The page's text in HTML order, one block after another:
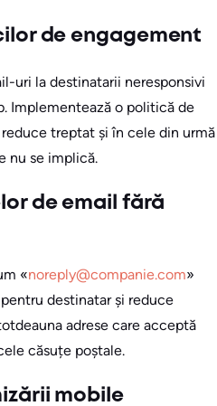
de engagement
uri la destinatarii neresponsivi
Implementează o politică de
treptat și în cele din urmă
nu se implică.
de email fără
«noreply@companie.com»
destinatar și reduce
adrese care acceptă
căsuțe poștale.
mobile